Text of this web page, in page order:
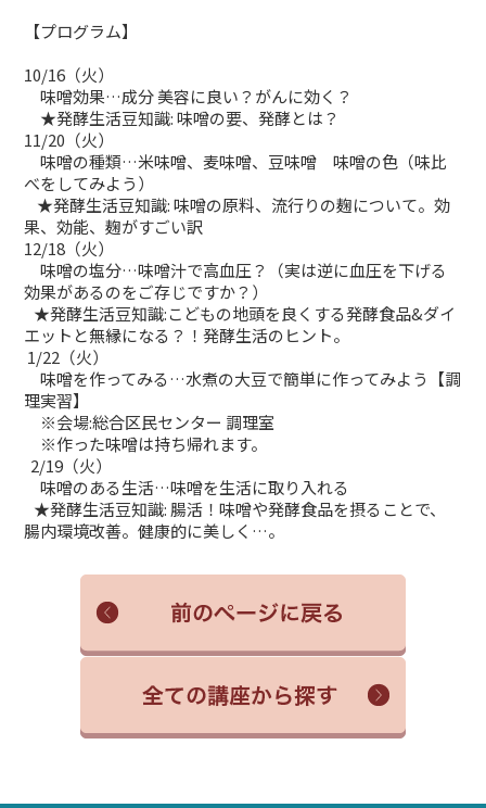
【プログラム】
10/16（火）
味噌効果…成分 美容に良い？がんに効く？
★発酵生活豆知識: 味噌の要、発酵とは？
11/20（火）
味噌の種類…米味噌、麦味噌、豆味噌 味噌の色（味比
べをしてみよう）
★発酵生活豆知識: 味噌の原料、流行りの麹について。効
果、効能、麹がすごい訳
12/18（火）
味噌の塩分…味噌汁で高血圧？（実は逆に血圧を下げる
効果があるのをご存じですか？）
★発酵生活豆知識:こどもの地頭を良くする発酵食品&ダイ
エットと無縁になる？！発酵生活のヒント。
1/22（火）
味噌を作ってみる…水煮の大豆で簡単に作ってみよう【調
理実習】
※会場:総合区民センター 調理室
※作った味噌は持ち帰れます。
2/19（火）
味噌のある生活…味噌を生活に取り入れる
★発酵生活豆知識: 腸活！味噌や発酵食品を摂ることで、
腸内環境改善。健康的に美しく…。